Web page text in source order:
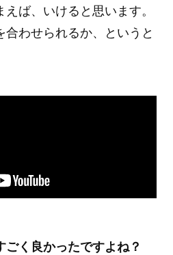
ば、いけると思います。
わせられるか、というと
く良かったですよね？